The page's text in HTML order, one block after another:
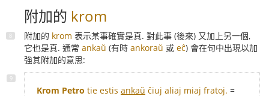
附加的 krom
附加的 krom 表示某事確實是真. 對此事 (後來) 又加上另一個,
它也是真. 通常 ankaŭ (有時 ankoraŭ 或 eĉ) 會在句中出現以加
強其附加的意思:
Krom Petro tie estis ankaŭ ĉiuj aliaj miaj fratoj. =